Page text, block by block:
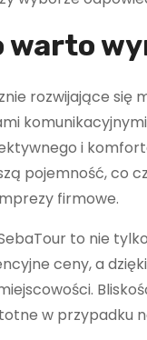
warto
rozwijające się
i
pojemność, co
firmowe.
to nie
ceny, a
w przypadku